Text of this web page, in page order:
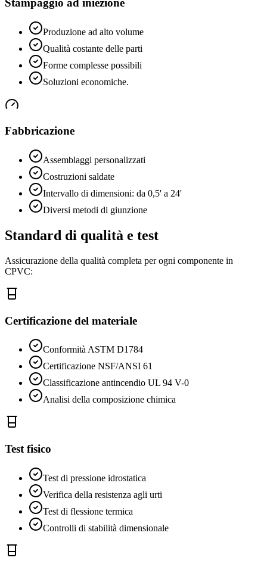
Stampaggio ad iniezione
Produzione ad alto volume
Qualità costante delle parti
Forme complesse possibili
Soluzioni economiche.
Fabbricazione
Assemblaggi personalizzati
Costruzioni saldate
Intervallo di dimensioni: da 0,5' a 24'
Diversi metodi di giunzione
Standard di qualità e test
Assicurazione della qualità completa per ogni componente in
CPVC:
Certificazione del materiale
Conformità ASTM D1784
Certificazione NSF/ANSI 61
Classificazione antincendio UL 94 V-0
Analisi della composizione chimica
Test fisico
Test di pressione idrostatica
Verifica della resistenza agli urti
Test di flessione termica
Controlli di stabilità dimensionale